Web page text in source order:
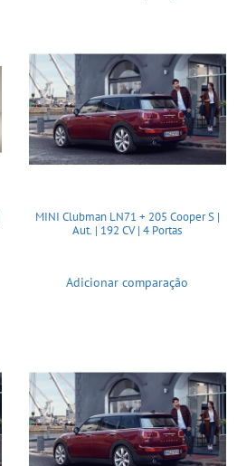
MINI Clubman LN71 + 205 Cooper S |
Aut. | 192 CV | 4 Portas
Adicionar comparação